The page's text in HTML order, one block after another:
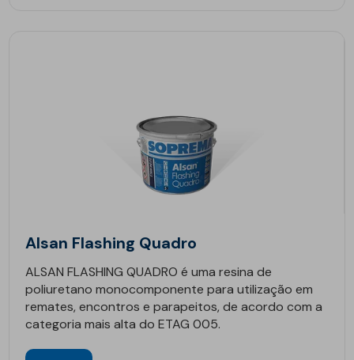
Alsan Flashing Quadro
ALSAN FLASHING QUADRO é uma resina de
poliuretano monocomponente para utilização em
remates, encontros e parapeitos, de acordo com a
categoria mais alta do ETAG 005.